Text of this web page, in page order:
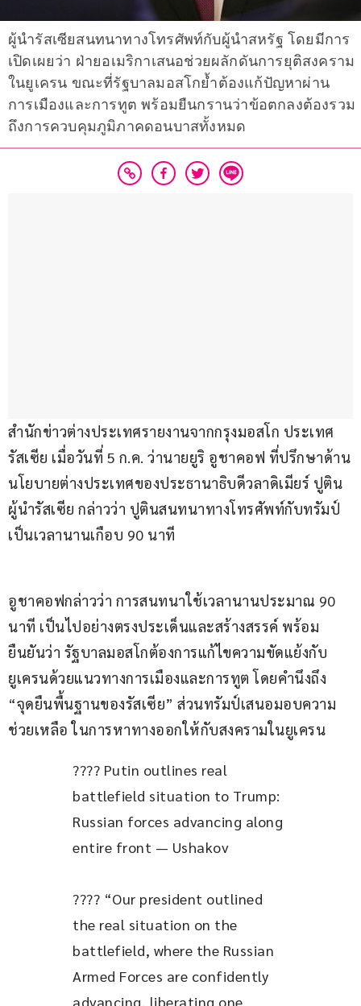
ผู้นำรัสเซียสนทนาทางโทรศัพท์กับผู้นำสหรัฐ โดยมีการ
เปิดเผยว่า ฝ่ายอเมริกาเสนอช่วยผลักดันการยุติสงคราม
ในยูเครน ขณะที่รัฐบาลมอสโกย้ำต้องแก้ปัญหาผ่าน
การเมืองและการทูต พร้อมยืนกรานว่าข้อตกลงต้องรวม
ถึงการควบคุมภูมิภาคดอนบาสทั้งหมด
สำนักข่าวต่างประเทศรายงานจากกรุงมอสโก ประเทศ
รัสเซีย เมื่อวันที่ 5 ก.ค. ว่านายยูริ อูชาคอฟ ที่ปรึกษาด้าน
นโยบายต่างประเทศของประธานาธิบดีวลาดิเมียร์ ปูติน
ผู้นำรัสเซีย กล่าวว่า ปูตินสนทนาทางโทรศัพท์กับทรัมป์
เป็นเวลานานเกือบ 90 นาที
อูชาคอฟกล่าวว่า การสนทนาใช้เวลานานประมาณ 90
นาที เป็นไปอย่างตรงประเด็นและสร้างสรรค์ พร้อม
ยืนยันว่า รัฐบาลมอสโกต้องการแก้ไขความขัดแย้งกับ
ยูเครนด้วยแนวทางการเมืองและการทูต โดยคำนึงถึง
“จุดยืนพื้นฐานของรัสเซีย” ส่วนทรัมป์เสนอมอบความ
ช่วยเหลือ ในการหาทางออกให้กับสงครามในยูเครน
???? Putin outlines real
battlefield situation to Trump:
Russian forces advancing along
entire front — Ushakov
???? “Our president outlined
the real situation on the
battlefield, where the Russian
Armed Forces are confidently
advancing, liberating one